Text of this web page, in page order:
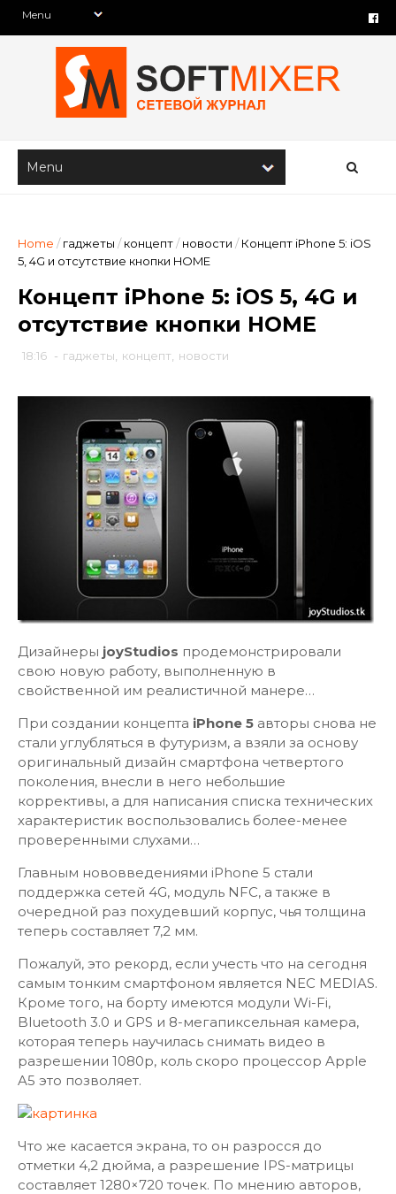
Home / гаджеты / концепт/ новости / Концепт iPhone 5: iOS
5, 4G и отсутствие кнопки HOME
Концепт iPhone 5: iOS 5, 4G и
отсутствие кнопки HOME
18:16 - гаджеты концепт новости
Дизайнеры joyStudios продемонстрировали
свою новую работу, выполненную в
свойственной им реалистичной манере…
При создании концепта iPhone 5 авторы снова не
стали углубляться в футуризм, а взяли за основу
оригинальный дизайн смартфона четвертого
поколения, внесли в него небольшие
коррективы, а для написания списка технических
характеристик воспользовались более-менее
проверенными слухами…
Главным нововведениями iPhone 5 стали
поддержка сетей 4G, модуль NFC, а также в
очередной раз похудевший корпус, чья толщина
теперь составляет 7,2 мм.
Пожалуй, это рекорд, если учесть что на сегодня
самым тонким смартфоном является NEC MEDIAS.
Кроме того, на борту имеются модули Wi-Fi,
Bluetooth 3.0 и GPS и 8-мегапиксельная камера,
которая теперь научилась снимать видео в
разрешении 1080p, коль скоро процессор Apple
A5 это позволяет.
Что же касается экрана, то он разросся до
отметки 4,2 дюйма, а разрешение IPS-матрицы
составляет 1280×720 точек. По мнению авторов,